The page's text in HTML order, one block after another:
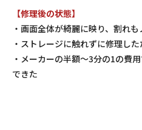
【修理後の状態】
・画面全体が綺麗に映り、割れ
・ストレージに触れずに修理した
・メーカーの半額～3分の1の費
できた